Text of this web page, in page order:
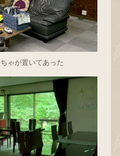
ゃが置いてあった